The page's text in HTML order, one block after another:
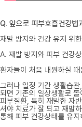
Q. 앞으로 피부호흡건강
재발 방지와 건강 유지 위
A. 재발 방지와 피부 건강
환자들이 처음 내원하실
그러나 일정 기간 생활습
되면 기존의 일상생활로
피부질환, 특히 재발한 자
셔야 치료가 잘 되고 재발
통해 피부 건강상태를 유